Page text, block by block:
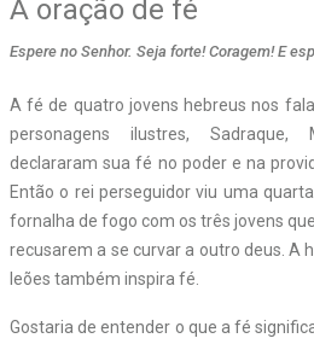
A oração de fé
Espere no Senhor. Seja forte! Coragem! E
A fé de quatro jovens hebreus nos
personagens ilustres, Sadraque,
declararam sua fé no poder e na
Então o rei perseguidor viu uma
fornalha de fogo com os três jovens
recusarem a se curvar a outro deus. A
leões também inspira fé.
Gostaria de entender o que a fé